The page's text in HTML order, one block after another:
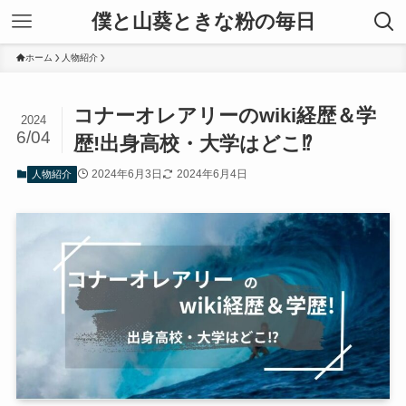
僕と山葵ときな粉の毎日
ホーム 人物紹介
コナーオレアリーのwiki経歴＆学
歴!出身高校・大学はどこ⁉
2024
6/04
人物紹介 2024年6月3日 2024年6月4日